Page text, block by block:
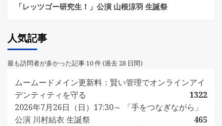
「レッツゴー研究生！」公演 山根涼羽 生誕祭
人気記事
最も訪問者が多かった記事 10 件 (過去 28 日間)
ムームードメイン更新料：賢い管理でオンラインアイ
デンティティを守る
1322
2026年7月26日（日）17:30～ 「手をつなぎながら」
公演 川村結衣 生誕祭
465